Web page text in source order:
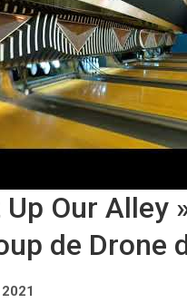
Up Our Alley
de Drone